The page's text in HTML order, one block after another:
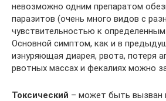
невозможно одним препаратом
паразитов (очень много видов с
чувствительностью к
Основной симптом, как и в
изнуряющая диарея, рвота, потеря
рвотных массах и фекалиях можно
Токсический – может быть вызван